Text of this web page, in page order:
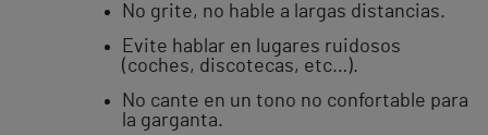
No grite, no hable a largas distancias.
Evite hablar en lugares ruidosos
(coches, discotecas, etc…).
No cante en un tono no confortable para
la garganta.